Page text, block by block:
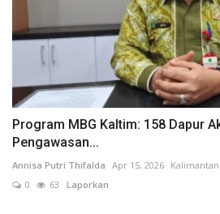
Program MBG Kaltim: 158 Dapur
Pengawasan...
Annisa Putri Thifalda Apr 15, 2026
0
63 Laporkan